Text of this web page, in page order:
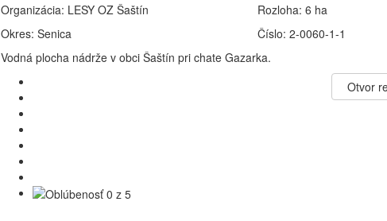
Organizácia: LESY OZ Šaštín
Okres: Senica
Rozloha:6 ha
Číslo:2-0060-1-1
Vodná plocha nádrže v obci Šaštín pri chate Gazarka.
Otvor